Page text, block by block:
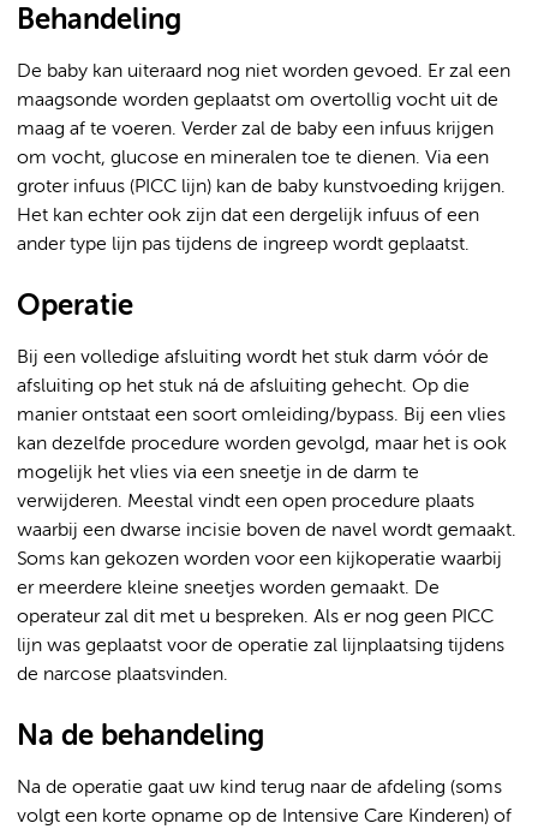
Behandeling
De baby kan uiteraard nog niet worden gevoed. Er zal een
maagsonde worden geplaatst om overtollig vocht uit de
maag af te voeren. Verder zal de baby een infuus krijgen
om vocht, glucose en mineralen toe te dienen. Via een
groter infuus (PICC lijn) kan de baby kunstvoeding krijgen.
Het kan echter ook zijn dat een dergelijk infuus of een
ander type lijn pas tijdens de ingreep wordt geplaatst.
Operatie
Bij een volledige afsluiting wordt het stuk darm vóór de
afsluiting op het stuk ná de afsluiting gehecht. Op die
manier ontstaat een soort omleiding/bypass. Bij een vlies
kan dezelfde procedure worden gevolgd, maar het is ook
mogelijk het vlies via een sneetje in de darm te
verwijderen. Meestal vindt een open procedure plaats
waarbij een dwarse incisie boven de navel wordt gemaakt.
Soms kan gekozen worden voor een kijkoperatie waarbij
er meerdere kleine sneetjes worden gemaakt. De
operateur zal dit met u bespreken. Als er nog geen PICC
lijn was geplaatst voor de operatie zal lijnplaatsing tijdens
de narcose plaatsvinden.
Na de behandeling
Na de operatie gaat uw kind terug naar de afdeling (soms
volgt een korte opname op de Intensive Care Kinderen) of